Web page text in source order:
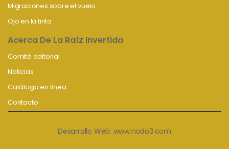
Migraciones sobre el vuelo
Ojo en la tinta
Acerca De La Raíz Invertida
Comité editorial
Noticias
Catálogo en línea
Contacto
Desarrollo Web: www.nodo3.com